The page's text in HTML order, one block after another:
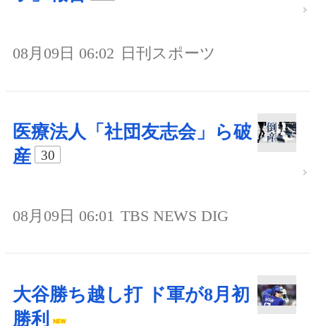
08月09日 06:02 日刊スポーツ
医療法人「社団友志会」ら破
産
30
08月09日 06:01 TBS NEWS DIG
大谷勝ち越し打 ド軍が8月初
勝利